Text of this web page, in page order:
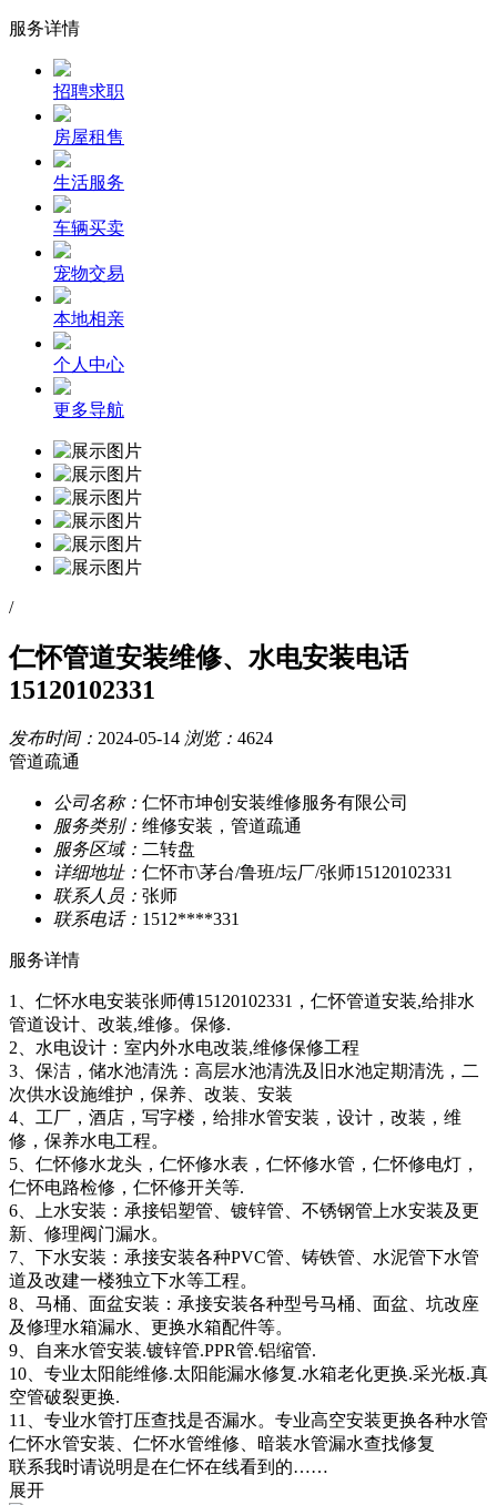
服务详情
招聘求职
房屋租售
生活服务
车辆买卖
宠物交易
本地相亲
个人中心
更多导航
/
仁怀管道安装维修、水电安装电话
15120102331
发布时间： 2024-05-14 浏览： 4624
管道疏通
公司名称： 仁怀市坤创安装维修服务有限公司
服务类别： 维修安装，管道疏通
服务区域： 二转盘
详细地址： 仁怀市\茅台/鲁班/坛厂/张师15120102331
联系人员： 张师
联系电话： 1512****331
服务详情
1、仁怀水电安装张师傅15120102331，仁怀管道安装,给排水
管道设计、改装,维修。保修.
2、水电设计：室内外水电改装,维修保修工程
3、保洁，储水池清洗：高层水池清洗及旧水池定期清洗，二
次供水设施维护，保养、改装、安装
4、工厂，酒店，写字楼，给排水管安装，设计，改装，维
修，保养水电工程。
5、仁怀修水龙头，仁怀修水表，仁怀修水管，仁怀修电灯，
仁怀电路检修，仁怀修开关等.
6、上水安装：承接铝塑管、镀锌管、不锈钢管上水安装及更
新、修理阀门漏水。
7、下水安装：承接安装各种PVC管、铸铁管、水泥管下水管
道及改建一楼独立下水等工程。
8、马桶、面盆安装：承接安装各种型号马桶、面盆、坑改座
及修理水箱漏水、更换水箱配件等。
9、自来水管安装.镀锌管.PPR管.铝缩管.
10、专业太阳能维修.太阳能漏水修复.水箱老化更换.采光板.真
空管破裂更换.
11、专业水管打压查找是否漏水。专业高空安装更换各种水管
仁怀水管安装、仁怀水管维修、暗装水管漏水查找修复
联系我时请说明是在仁怀在线看到的……
展开